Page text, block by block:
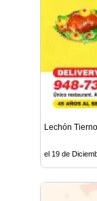
Lechón
el 19 de